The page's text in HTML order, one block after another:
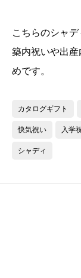
こちらのシャ
築内祝いや出産
めです。
カタログギフト
快気祝い 入学
シャディ